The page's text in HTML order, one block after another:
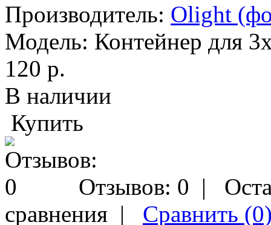
Производитель: Olight
Модель: Контейнер для
120 р.
В наличии
Купить
Отзывов: 0 |
сравнения | Сравнить